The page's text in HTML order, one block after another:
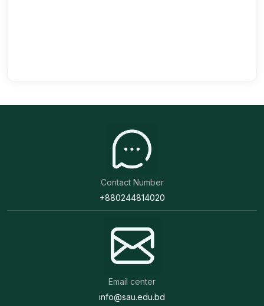
Contact Number
+880244814020
Email center
info@sau.edu.bd